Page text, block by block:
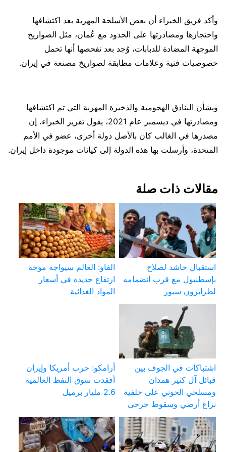
وأكد فريق الخبراء أن بعض الأسلحة المهربة بعد اكتشافها
واحتجازها ومصادرتها على الحدود مع عُمان، مثل الصواريخ
الموجهة المضادة للدبابات، وُجد بعد تفحصها أنها تحمل
خصوصيات فنية وعلامات مطابقة لصواريخ مصنعة في إيران.
وبشأن البنادق الهجومية والذخيرة المهربة التي تم اكتشافها
ومصادرتها في ديسمبر عام 2021، يقول تقرير الخبراء، إن
مصدرها في الغالب كان بالأصل دولة أخرى، عضو في الأمم
المتحدة، وأرسلت بها هذه الدولة إلى كيانات موجودة داخل إيران.
مقالات ذات صلة
استقبال حاشد لصلاح
بإسطنبول مع قرب انضمامه
لطرابزون سبور
الفاو: العالم سيواجه موجة
ارتفاع جديدة في أسعار
المواد الغذائية
اشتباكات في الجوف بين
قبائل آل كثير همدان
ومسلحي الحوثي على خلفية
نزاع أرضي وسقوط جرحى
أرامكو: حرب أمريكا وإيران
أفقدت سوق النفط العالمية
2.6 مليار برميل